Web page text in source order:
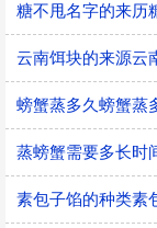
糖不甩名字的来历
云南饵块的来源云
螃蟹蒸多久螃蟹蒸
蒸螃蟹需要多长时
素包子馅的种类素